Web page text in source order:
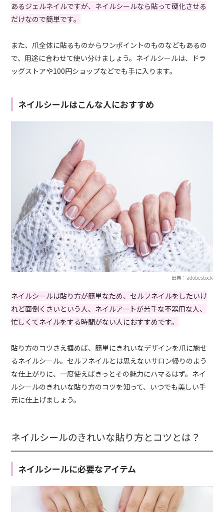
あるジェルネイルですが、ネイルシールなら貼って硬化させる
だけなので簡単です。
また、爪全体に貼るものからワンポイントのものなどもあるの
で、用途に合わせて使い分けましょう。ネイルシールは、ドラ
ッグストアや100円ショップなどでも手に入ります。
ネイルシールはこんな人におすすめ
出典：adobestock
ネイルシールは貼り方が簡単なため、セルフネイルをしたいけ
れど面倒くさいという人、ネイルアートが苦手な不器用な人、
忙しくてネイルをする時間がない人におすすめです。
貼り方のコツさえ掴めば、簡単にきれいなデザインを爪に施せ
るネイルシール。セルフネイルとは思えないサロン帰りのよう
な仕上がりに、一度使えばきっとその魅力にハマるはず。ネイ
ルシールのきれいな貼り方のコツを知って、いつでも美しい手
元に仕上げましょう。
ネイルシールのきれいな貼り方とコツとは？
ネイルシールに必要なアイテム